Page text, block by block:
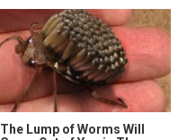
The Lump of Worms Will